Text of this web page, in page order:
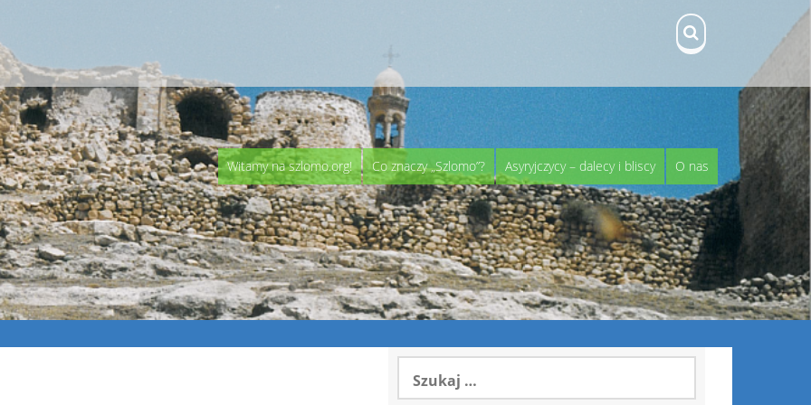
Witamy na szlomo.org! Co znaczy „Szlomo”? Asyryjczycy – dalecy i bliscy O nas
Szukaj: